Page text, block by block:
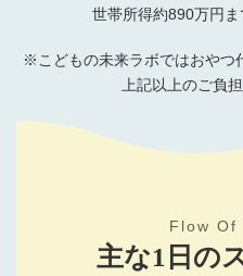
世帯所得約890万円ま
※こどもの未来ラボではおやつ
上記以上のご負
Flow Of
主な1日の